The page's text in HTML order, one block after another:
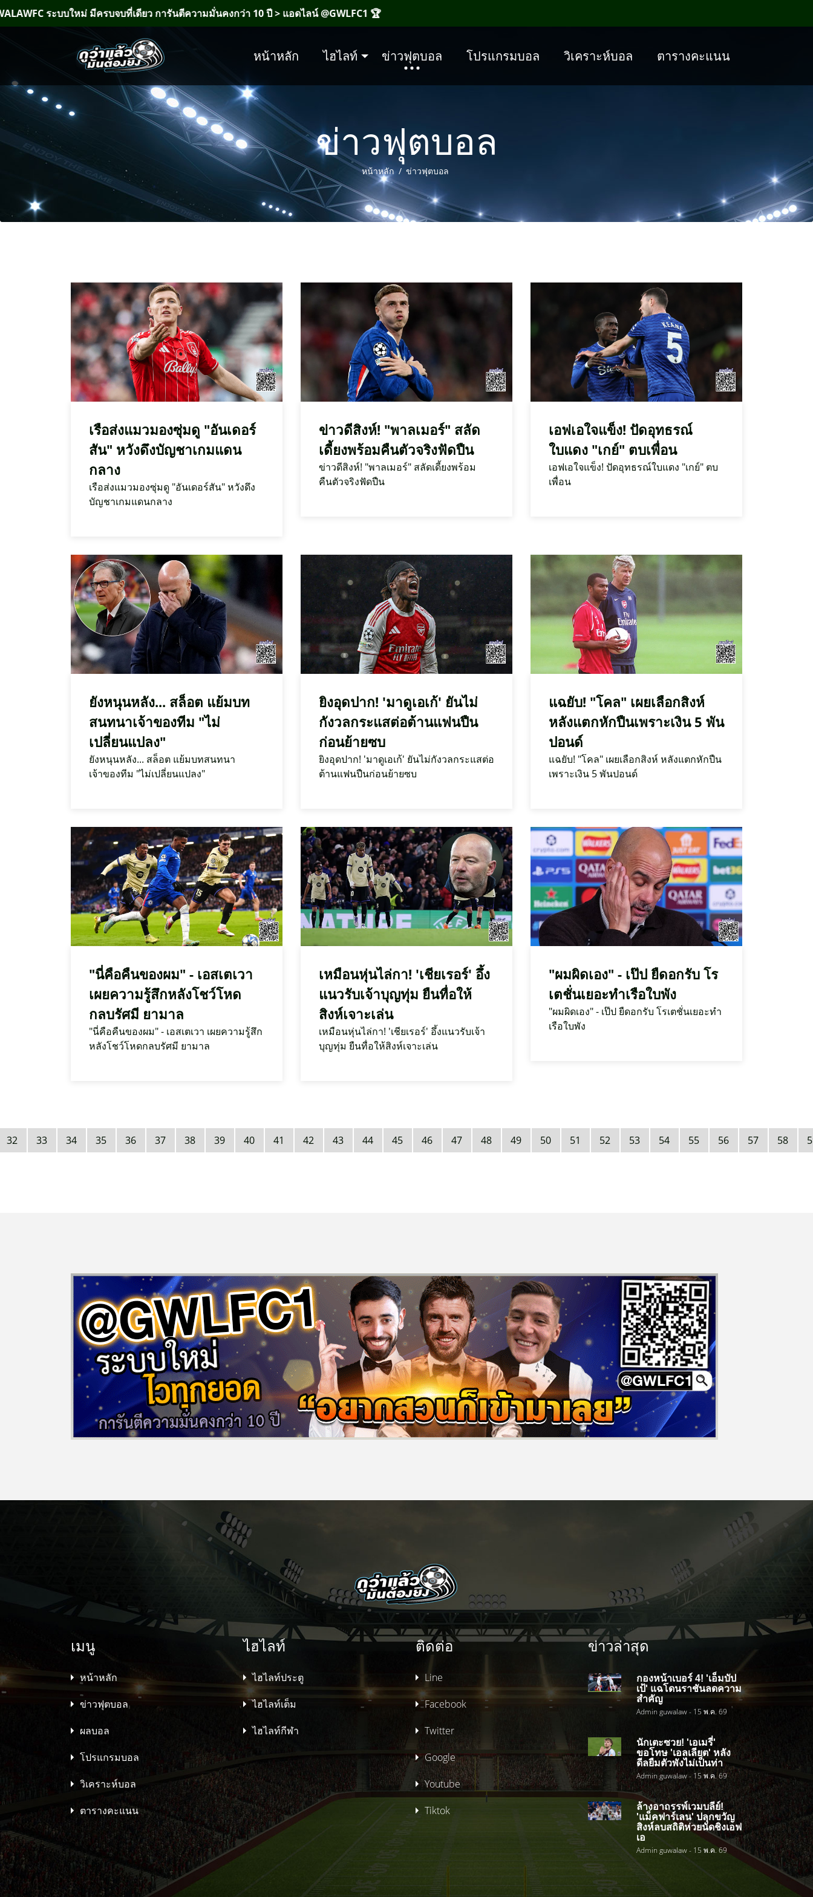
ระบบใหม่ มีครบจบที่เดียว การันตีความมั่นคงกว่า 10 ปี > แอดไลน์ @GWLFC1 🏆
หน้าหลัก ไฮไลท์ ข่าวฟุตบอล โปรแกรมบอล วิเคราะห์บอล ตารางคะแนน
ข่าวฟุตบอล
หน้าหลัก ข่าวฟุตบอล
เรือส่งแมวมองซุ่มดู "อันเดอร์
สัน" หวังดึงบัญชาเกมแดน
กลาง
เรือส่งแมวมองซุ่มดู "อันเดอร์สัน" หวังดึง
บัญชาเกมแดนกลาง
ข่าวดีสิงห์! "พาลเมอร์" สลัด
เดี้ยงพร้อมคืนตัวจริงฟัดปืน
ข่าวดีสิงห์! "พาลเมอร์" สลัดเดี้ยงพร้อม
คืนตัวจริงฟัดปืน
เอฟเอใจแข็ง! ปัดอุทธรณ์
ใบแดง "เกย์" ตบเพื่อน
เอฟเอใจแข็ง! ปัดอุทธรณ์ใบแดง "เกย์" ตบ
เพื่อน
ยังหนุนหลัง... สล็อต แย้มบท
สนทนาเจ้าของทีม "ไม่
เปลี่ยนแปลง"
ยังหนุนหลัง... สล็อต แย้มบทสนทนา
เจ้าของทีม "ไม่เปลี่ยนแปลง"
ยิงอุดปาก! 'มาดูเอเก้' ยันไม่
กังวลกระแสต่อต้านแฟนปืน
ก่อนย้ายซบ
ยิงอุดปาก! 'มาดูเอเก้' ยันไม่กังวลกระแสต่อ
ต้านแฟนปืนก่อนย้ายซบ
แฉยับ! "โคล" เผยเลือกสิงห์
หลังแตกหักปืนเพราะเงิน 5 พัน
ปอนด์
แฉยับ! "โคล" เผยเลือกสิงห์ หลังแตกหักปืน
เพราะเงิน 5 พันปอนด์
"นี่คือคืนของผม" - เอสเตเวา
เผยความรู้สึกหลังโชว์โหด
กลบรัศมี ยามาล
"นี่คือคืนของผม" - เอสเตเวา เผยความรู้สึก
หลังโชว์โหดกลบรัศมี ยามาล
เหมือนหุ่นไล่กา! 'เชียเรอร์' อึ้ง
แนวรับเจ้าบุญทุ่ม ยืนทื่อให้
สิงห์เจาะเล่น
เหมือนหุ่นไล่กา! 'เชียเรอร์' อึ้งแนวรับเจ้า
บุญทุ่ม ยืนทื่อให้สิงห์เจาะเล่น
"ผมผิดเอง" - เป๊ป ยืดอกรับ โร
เตชั่นเยอะทำเรือใบพัง
"ผมผิดเอง" - เป๊ป ยืดอกรับ โรเตชั่นเยอะทำ
เรือใบพัง
32 33 34 35 36 37 38 39 40 41 42 43 44 45 46 47 48 49 50 51 52 53 54 55 56 57 58
เมนู
หน้าหลัก
ข่าวฟุตบอล
ผลบอล
โปรแกรมบอล
วิเคราะห์บอล
ตารางคะแนน
ไฮไลท์
ไฮไลท์ประตู
ไฮไลท์เต็ม
ไฮไลท์กีฬา
ติดต่อ
Line
Facebook
Twitter
Google
Youtube
Tiktok
ข่าวล่าสุด
กองหน้าเบอร์ 4! 'เอ็มบัป
เป้' แฉโดนราชันลดความ
สำคัญ
Admin guwalaw - 15 พ.ค. 69
นักเตะซวย! 'เอเมรี่'
ขอโทษ 'เอลเลียต' หลัง
ดีลยืมตัวพังไม่เป็นท่า
Admin guwalaw - 15 พ.ค. 69
ล้างอาถรรพ์เวมบลีย์!
'แม็คฟาร์เลน' ปลุกขวัญ
สิงห์ลบสถิติห่วยนัดชิงเอฟ
เอ
Admin guwalaw - 15 พ.ค. 69